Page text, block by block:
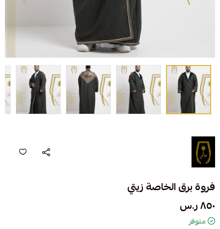
فروة برق الخاصة زيتي
٨٥٠ ر.س
متوفر